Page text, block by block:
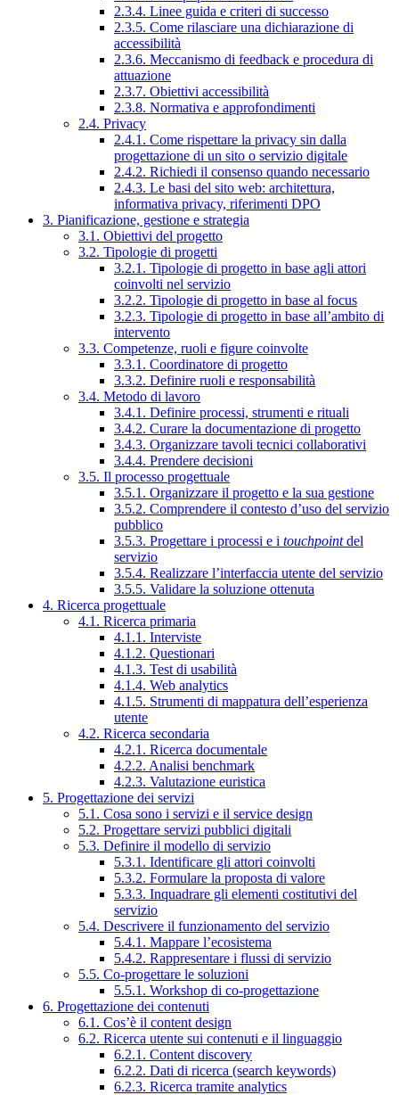
2.3.4. Linee guida e criteri di successo
2.3.5. Come rilasciare una dichiarazione di
accessibilità
2.3.6. Meccanismo di feedback e procedura di
attuazione
2.3.7. Obiettivi accessibilità
2.3.8. Normativa e approfondimenti
2.4. Privacy
2.4.1. Come rispettare la privacy sin dalla
progettazione di un sito o servizio digitale
2.4.2. Richiedi il consenso quando necessario
2.4.3. Le basi del sito web: architettura,
informativa privacy, riferimenti DPO
3. Pianificazione, gestione e strategia
3.1. Obiettivi del progetto
3.2. Tipologie di progetti
3.2.1. Tipologie di progetto in base agli attori
coinvolti nel servizio
3.2.2. Tipologie di progetto in base al focus
3.2.3. Tipologie di progetto in base all’ambito di
intervento
3.3. Competenze, ruoli e figure coinvolte
3.3.1. Coordinatore di progetto
3.3.2. Definire ruoli e responsabilità
3.4. Metodo di lavoro
3.4.1. Definire processi, strumenti e rituali
3.4.2. Curare la documentazione di progetto
3.4.3. Organizzare tavoli tecnici collaborativi
3.4.4. Prendere decisioni
3.5. Il processo progettuale
3.5.1. Organizzare il progetto e la sua gestione
3.5.2. Comprendere il contesto d’uso del servizio
pubblico
3.5.3. Progettare i processi e i touchpointdel
servizio
3.5.4. Realizzare l’interfaccia utente del servizio
3.5.5. Validare la soluzione ottenuta
4. Ricerca progettuale
4.1. Ricerca primaria
4.1.1. Interviste
4.1.2. Questionari
4.1.3. Test di usabilità
4.1.4. Web analytics
4.1.5. Strumenti di mappatura dell’esperienza
utente
4.2. Ricerca secondaria
4.2.1. Ricerca documentale
4.2.2. Analisi benchmark
4.2.3. Valutazione euristica
5. Progettazione dei servizi
5.1. Cosa sono i servizi e il service design
5.2. Progettare servizi pubblici digitali
5.3. Definire il modello di servizio
5.3.1. Identificare gli attori coinvolti
5.3.2. Formulare la proposta di valore
5.3.3. Inquadrare gli elementi costitutivi del
servizio
5.4. Descrivere il funzionamento del servizio
5.4.1. Mappare l’ecosistema
5.4.2. Rappresentare i flussi di servizio
5.5. Co-progettare le soluzioni
5.5.1. Workshop di co-progettazione
6. Progettazione dei contenuti
6.1. Cos’è il content design
6.2. Ricerca utente sui contenuti e il linguaggio
6.2.1. Content discovery
6.2.2. Dati di ricerca (search keywords)
6.2.3. Ricerca tramite analytics